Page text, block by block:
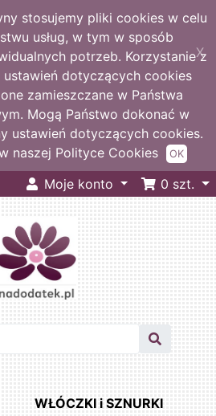
stosujemy pliki cookies w celu
usług, w tym w sposób
potrzeb. Korzystanie z
dotyczących cookies
zamieszczane w Państwa
Mogą Państwo dokonać w
ustawień dotyczących cookies.
naszej Polityce Cookies
X
OK
Moje konto 0 szt.
WŁÓCZKI i SZNURKI